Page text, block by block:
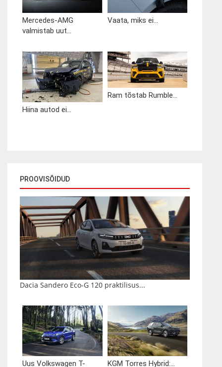
Mercedes-AMG
valmistab uut...
Vaata, miks ei...
Hiina autod ei...
Ram tõstab Rumble...
PROOVISÕIDUD
Dacia Sandero Eco-G 120 praktilisus...
Uus Volkswagen T- KGM Torres Hybrid:...